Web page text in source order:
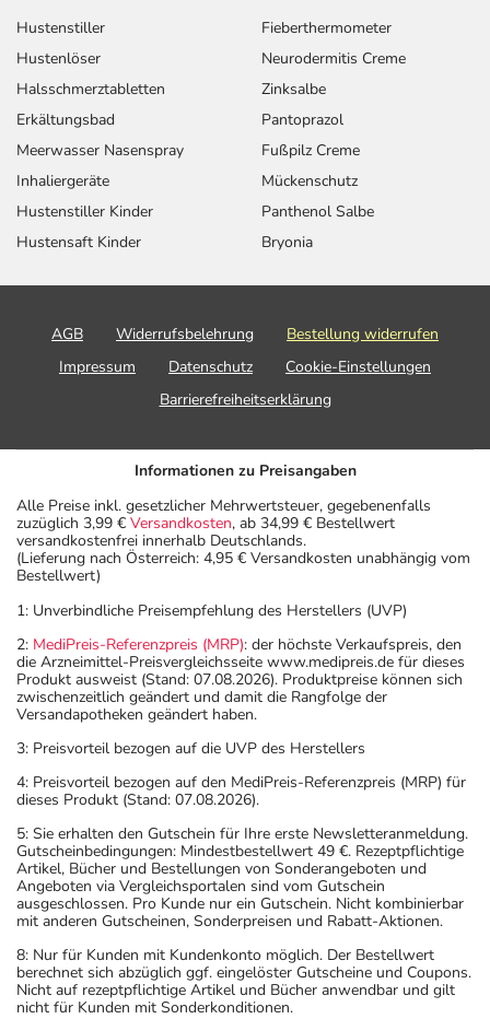
Hustenstiller
Hustenlöser
Halsschmerztabletten
Erkältungsbad
Meerwasser Nasenspray
Inhaliergeräte
Hustenstiller Kinder
Hustensaft Kinder
Fieberthermometer
Neurodermitis Creme
Zinksalbe
Pantoprazol
Fußpilz Creme
Mückenschutz
Panthenol Salbe
Bryonia
AGB Widerrufsbelehrung
Bestellung widerrufen
Impressum
Datenschutz
Cookie-Einstellungen
Barrierefreiheitserklärung
Informationen zu Preisangaben
Alle Preise inkl. gesetzlicher Mehrwertsteuer, gegebenenfalls
zuzüglich 3,99 € Versandkosten, ab 34,99 € Bestellwert
versandkostenfrei innerhalb Deutschlands.
(Lieferung nach Österreich: 4,95 € Versandkosten unabhängig vom
Bestellwert)
1: Unverbindliche Preisempfehlung des Herstellers (UVP)
2: MediPreis-Referenzpreis (MRP): der höchste Verkaufspreis, den
die Arzneimittel-Preisvergleichsseite www.medipreis.de für dieses
Produkt ausweist (Stand: 07.08.2026). Produktpreise können sich
zwischenzeitlich geändert und damit die Rangfolge der
Versandapotheken geändert haben.
3: Preisvorteil bezogen auf die UVP des Herstellers
4: Preisvorteil bezogen auf den MediPreis-Referenzpreis (MRP) für
dieses Produkt (Stand: 07.08.2026).
5: Sie erhalten den Gutschein für Ihre erste Newsletteranmeldung.
Gutscheinbedingungen: Mindestbestellwert 49 €. Rezeptpflichtige
Artikel, Bücher und Bestellungen von Sonderangeboten und
Angeboten via Vergleichsportalen sind vom Gutschein
ausgeschlossen. Pro Kunde nur ein Gutschein. Nicht kombinierbar
mit anderen Gutscheinen, Sonderpreisen und Rabatt-Aktionen.
8: Nur für Kunden mit Kundenkonto möglich. Der Bestellwert
berechnet sich abzüglich ggf. eingelöster Gutscheine und Coupons.
Nicht auf rezeptpflichtige Artikel und Bücher anwendbar und gilt
nicht für Kunden mit Sonderkonditionen.